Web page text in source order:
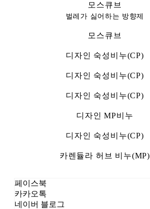
모스큐브
벌레가 싫어하는 방향제
모스큐브
디자인 숙성비누(CP)
디자인 숙성비누(CP)
디자인 숙성비누(CP)
디자인 MP비누
디자인 숙성비누(CP)
카렌듈라 허브 비누(MP)
페이스북
카카오톡
네이버 블로그